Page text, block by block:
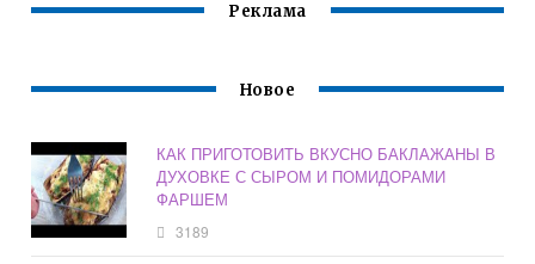
Реклама
Новое
КАК ПРИГОТОВИТЬ ВКУСНО БАКЛАЖАНЫ В
ДУХОВКЕ С СЫРОМ И ПОМИДОРАМИ
ФАРШЕМ
3189